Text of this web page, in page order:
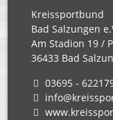
Kreissportbund
Bad Salzungen
Am Stadion 19 /
36433 Bad
03695 -